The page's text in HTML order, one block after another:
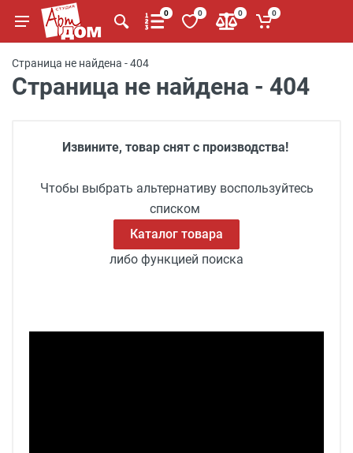
0 0 0 0
Страница не найдена - 404
Страница не найдена - 404
Извините, товар снят с производства!
Чтобы выбрать альтернативу воспользуйтесь
списком
Каталог товара
либо функцией поиска